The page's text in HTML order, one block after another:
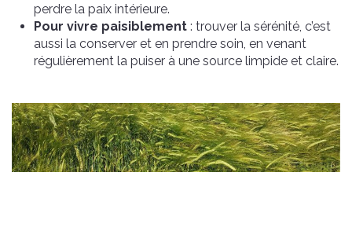
perdre la paix intérieure.
Pour vivre paisiblement : trouver la sérénité, c’est
aussi la conserver et en prendre soin, en venant
régulièrement la puiser à une source limpide et claire.